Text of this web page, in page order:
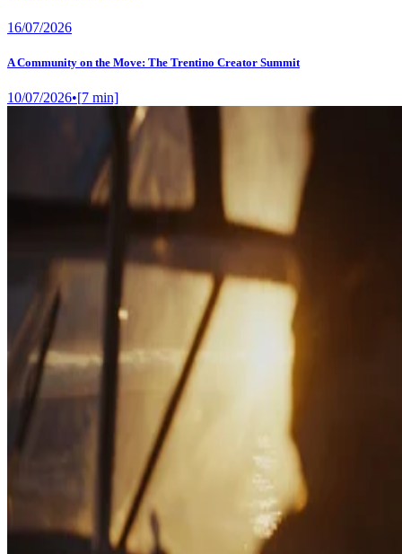
16/07/2026
A Community on the Move: The Trentino Creator Summit
10/07/2026•[7 min]